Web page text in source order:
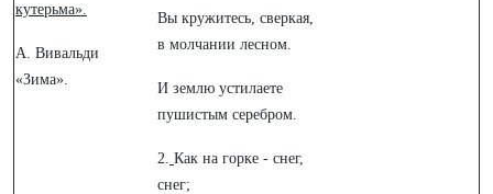
кутерьма».
А. Вивальди
«Зима».
Вы кружитесь, сверкая,
в молчании лесном.
И землю устилаете
пушистым серебром.
2. Как на горке - снег,
снег;